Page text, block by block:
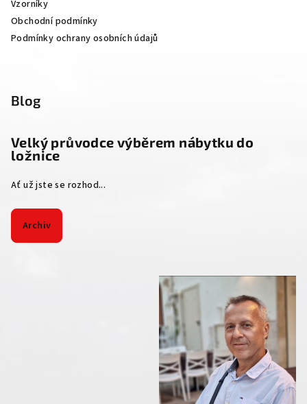
Vzorníky
Obchodní podmínky
Podmínky ochrany osobních údajů
Blog
Velký průvodce výběrem nábytku do
ložnice
Ať už jste se rozhod...
Archiv